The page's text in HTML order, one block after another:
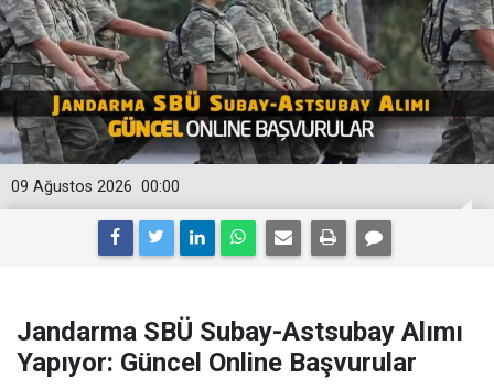
00:00
09 Ağustos 2026
Jandarma SBÜ Subay-Astsubay Alımı
Yapıyor: Güncel Online Başvurular